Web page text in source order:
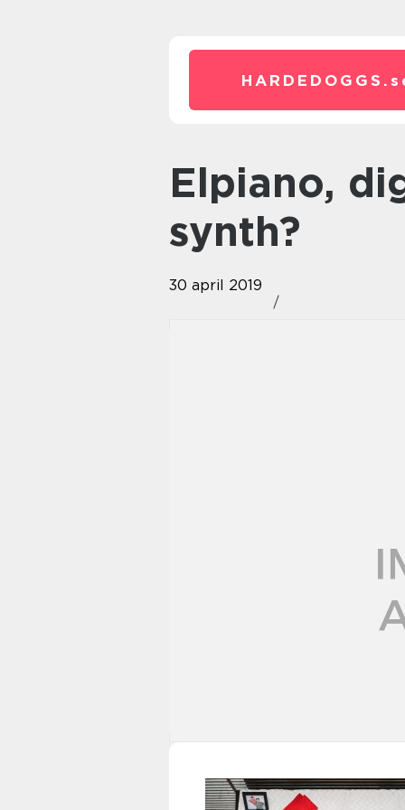
HARDEDOGGS.
Elpiano, digitalt piano eller
synth?
30 april 2019